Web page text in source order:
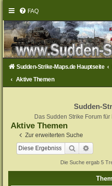
FAQ
Sudden-Strike-Maps.de Hauptseite
Aktive Themen
Sudden-
Das Sudden Strike Forum
Aktive Themen
Zur erweiterten Suche
Suche
Die Suche ergab 5